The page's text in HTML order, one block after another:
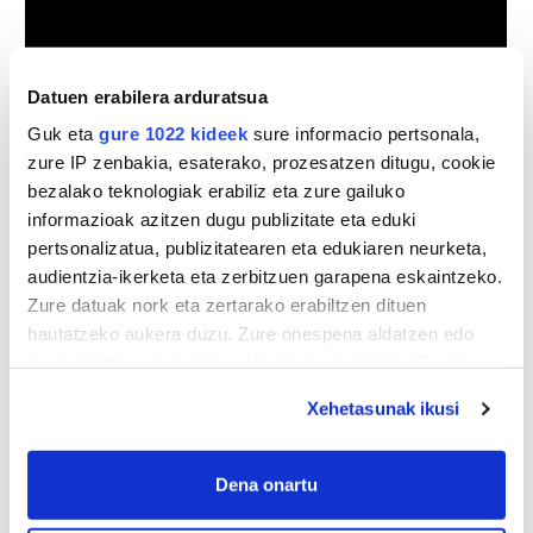
Datuen erabilera arduratsua
Guk eta gure 1022 kideek sure informacio pertsonala,
zure IP zenbakia, esaterako, prozesatzen ditugu, cookie
bezalako teknologiak erabiliz eta zure gailuko
informazioak azitzen dugu publizitate eta eduki
pertsonalizatua, publizitatearen eta edukiaren neurketa,
audientzia-ikerketa eta zerbitzuen garapena eskaintzeko.
Zure datuak nork eta zertarako erabiltzen dituen
hautatzeko aukera duzu. Zure onespena aldatzen edo
If you allow, we would also like to:
Collect information about your geographical
Xehetasunak ikusi
Dena onartu
Berrikuntza modura, aurtengo kanpainaren euskarrietan,
gainera, Spotifyko QR bat dago txertatuta,Zure bidaiaren
soinu bandaizenagaz. Horren helburua da datozen
kanpoko bisitariak bertoko musikarekin Euskal Herritik
bidaiatzen jartzea.